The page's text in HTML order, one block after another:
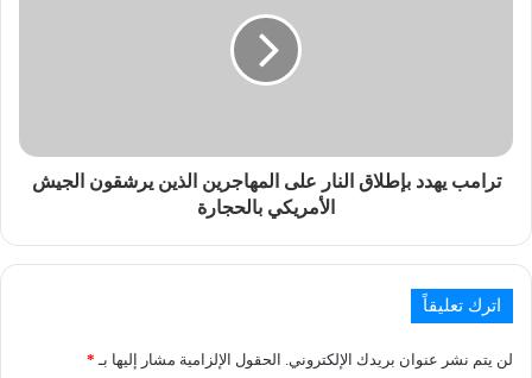
ترامب يهدد بإطلاق النار على المهاجرين الذين يرشقون الجيش
الأمريكي بالحجارة
اترك تعليقاً
لن يتم نشر عنوان بريدك الإلكتروني. الحقول الإلزامية مشار إليها بـ *